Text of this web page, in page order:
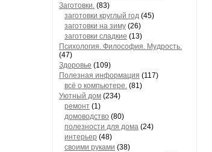
Заготовки. (83)
заготовки круглый год (45)
заготовки на зиму (26)
заготовки сладкие (13)
Психология. Философия. Мудрость.
(47)
Здоровье (109)
Полезная информация (117)
всё о компьютере. (81)
Уютный дом (234)
ремонт (1)
домоводство (80)
полезности для дома (24)
интерьер (48)
своими руками (38)